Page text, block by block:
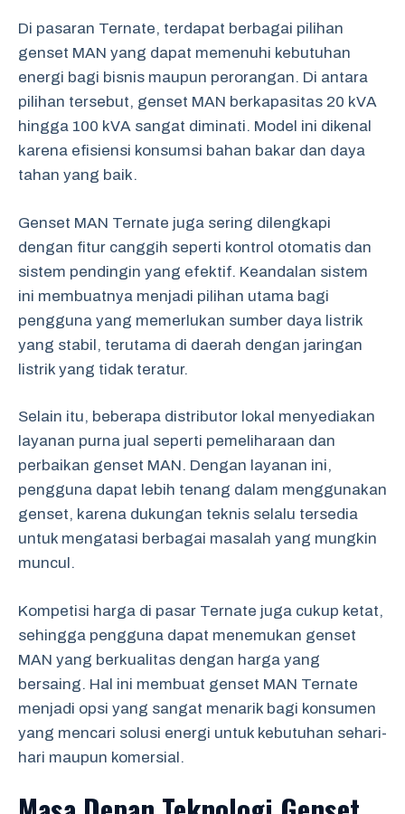
Di pasaran Ternate, terdapat berbagai pilihan
genset MAN yang dapat memenuhi kebutuhan
energi bagi bisnis maupun perorangan. Di antara
pilihan tersebut, genset MAN berkapasitas 20 kVA
hingga 100 kVA sangat diminati. Model ini dikenal
karena efisiensi konsumsi bahan bakar dan daya
tahan yang baik.
Genset MAN Ternate juga sering dilengkapi
dengan fitur canggih seperti kontrol otomatis dan
sistem pendingin yang efektif. Keandalan sistem
ini membuatnya menjadi pilihan utama bagi
pengguna yang memerlukan sumber daya listrik
yang stabil, terutama di daerah dengan jaringan
listrik yang tidak teratur.
Selain itu, beberapa distributor lokal menyediakan
layanan purna jual seperti pemeliharaan dan
perbaikan genset MAN. Dengan layanan ini,
pengguna dapat lebih tenang dalam menggunakan
genset, karena dukungan teknis selalu tersedia
untuk mengatasi berbagai masalah yang mungkin
muncul.
Kompetisi harga di pasar Ternate juga cukup ketat,
sehingga pengguna dapat menemukan genset
MAN yang berkualitas dengan harga yang
bersaing. Hal ini membuat genset MAN Ternate
menjadi opsi yang sangat menarik bagi konsumen
yang mencari solusi energi untuk kebutuhan sehari-
hari maupun komersial.